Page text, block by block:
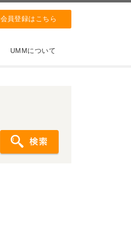
会員登録はこちら
UMMについて